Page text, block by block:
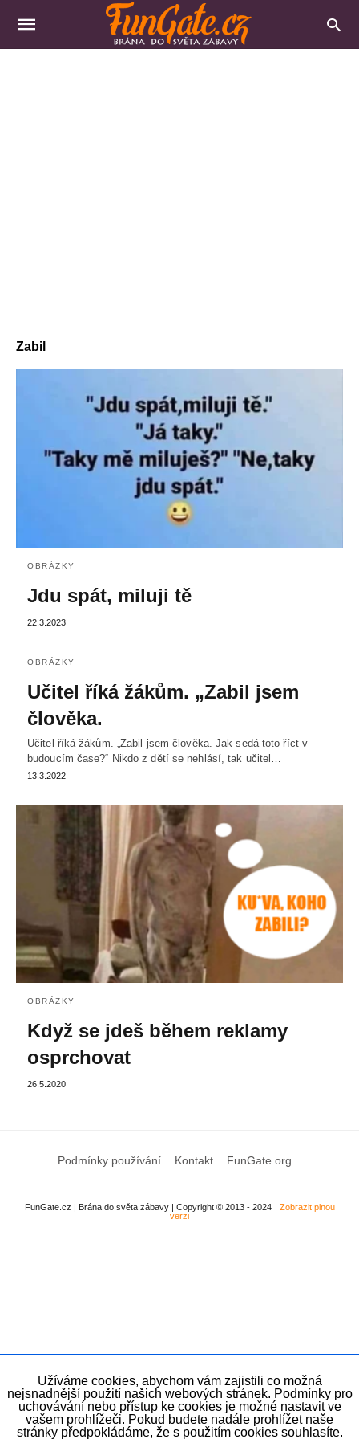
Zabil
OBRÁZKY
Jdu spát, miluji tě
22.3.2023
OBRÁZKY
Učitel říká žákům. „Zabil jsem
člověka.
Učitel říká žákům. „Zabil jsem člověka. Jak sedá toto říct v
budoucím čase?“ Nikdo z dětí se nehlásí, tak učitel…
13.3.2022
OBRÁZKY
Když se jdeš během reklamy
osprchovat
26.5.2020
Podmínky používání Kontakt FunGate.org
FunGate.cz | Brána do světa zábavy | Copyright © 2013 - 2024
Zobrazit plnou
verzi
Užíváme cookies, abychom vám zajistili co možná
nejsnadnější použití našich webových stránek. Podmínky pro
uchovávání nebo přístup ke cookies je možné nastavit ve
vašem prohlížeči. Pokud budete nadále prohlížet naše
stránky předpokládáme, že s použitím cookies souhlasíte.